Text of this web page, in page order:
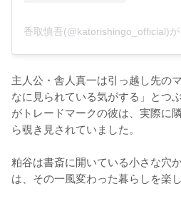
香取慎吾(@katorishingo_official)
主人公・舎人真一は引っ越し先の
なに見られている気がする」とつ
がトレードマークの彼は、実際に
ら覗き見されていました。
粕谷は書斎に開いている小さな穴
は、その一風変わった暮らしを楽